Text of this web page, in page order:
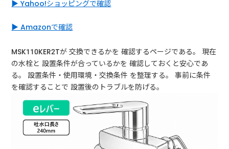
▶ Yahoo!ショッピングで確認
▶ Amazonで確認
MSK110KER2Tが 交換できるかを 確認するページである。 現在
の水栓と 設置条件が合っているかを 確認しておくと安心であ
る。 設置条件・使用環境・交換条件 を整理する。 事前に条件
を確認することで 設置後のトラブルを防げる。